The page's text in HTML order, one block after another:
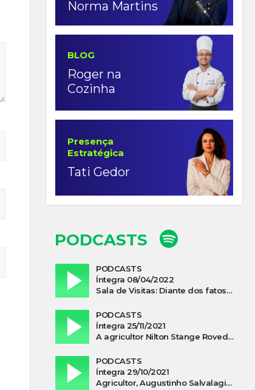
Norma Martins
BLOG
Roger na
Cozinha
Presença
Estratégica
Tati Gedor
PODCASTS
PODCASTS
Íntegra 08/04/2022
Sala de Visitas: Diante dos fatos que influenciam a economia o que podemos esperar de 2022
PODCASTS
Íntegra 25/11/2021
A agricultor Nilton Stange Roveda, afirma ter recebido ajuda espiritual durante acidente
PODCASTS
Íntegra 29/10/2021
Agricultor, Augustinho Salvalagio, relata sobre aparição do Cavaleiro Negro no Rio das Furnas